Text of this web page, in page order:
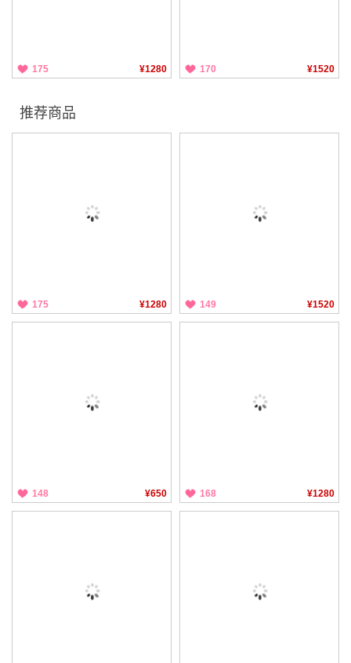
175 ¥1280 170 ¥1520
推荐商品
175 ¥1280 149 ¥1520
148 ¥650 168 ¥1280